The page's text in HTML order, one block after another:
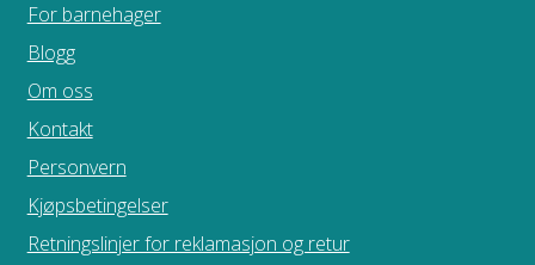
For barnehager
Blogg
Om oss
Kontakt
Personvern
Kjøpsbetingelser
Retningslinjer for reklamasjon og retur